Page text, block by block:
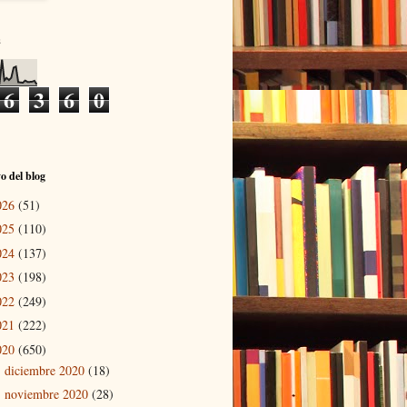
6 3 6 0
del blog
(51)
(110)
(137)
(198)
(249)
(222)
(650)
diciembre 2020 (18)
noviembre 2020 (28)